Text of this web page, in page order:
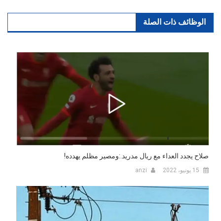
الوظائف ذات الصلة
صلاح يجدد العداء مع ريال مدريد.:ومصير مظلم يهدده!
15 يونيو، 2022 anzi